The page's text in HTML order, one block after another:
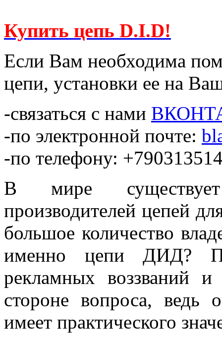
Купить цепь D.I.D!
Если Вам необходима
цепи, установки ее на
-связаться с нами
-по электронной почте:
-по телефону:
В мире существует
производителей цепей
большое количество
именно цепи ДИД?
рекламных воззваний и
стороне вопроса, ведь
имеет практического